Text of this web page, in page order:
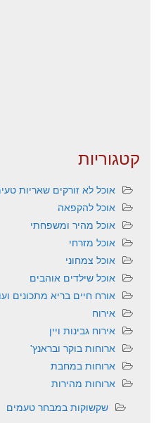
קטגוריות
אוכל לא זורקים שאריות
אוכל להקפאה
אוכל מהיר ומשפחתי
אוכל מזרחי
אוכל צמחוני
אוכל שילדים אוהבים
אורח חיים בריא מתכונים
אירוח
אירוח גבינות ויין
ארוחות בוקר ובראנץ'
ארוחות במחבת
ארוחות מהירות
שקשוקות במבחר טעמים